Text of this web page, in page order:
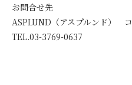
お問合せ先
ASPLUND（アスプルンド）
TEL.03-3769-0637